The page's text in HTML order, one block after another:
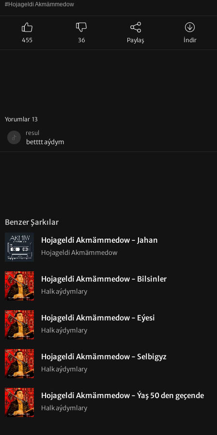
#Hojageldi Akmämmedow
455 36 Paylaş İndir
Yorumlar 13
resul
betttt aýdym
Benzer Şarkılar
Hojageldi Akmämmedow - Jahan
Hojageldi Akmämmedow
Hojageldi Akmämmedow - Bilsinler
Halk aýdymlary
Hojageldi Akmämmedow - Eýesi
Halk aýdymlary
Hojageldi Akmämmedow - Selbigyz
Halk aýdymlary
Hojageldi Akmämmedow - Ýaş 50 den geçende
Halk aýdymlary